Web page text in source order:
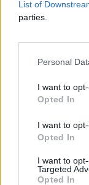
List of
parties.
Personal
I want to
Opted In
I want to
Opted In
I want to
Targeted
Opted In
Piotr Białczyk
Dzisiaj 07:54